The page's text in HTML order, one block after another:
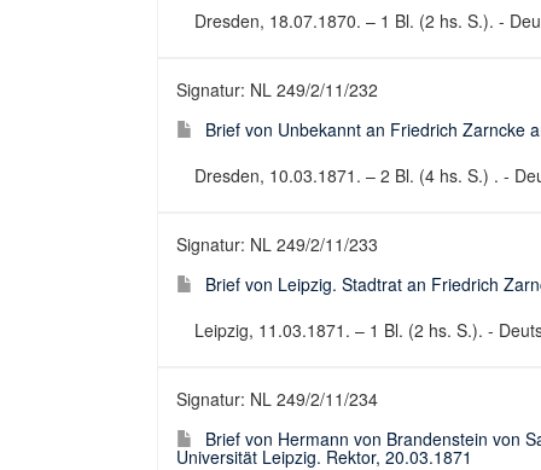
Dresden, 18.07.1870. – 1 Bl. (2 hs. S.). -
Signatur: NL 249/2/11/232
Brief von Unbekannt an Friedrich Zarncke
Dresden, 10.03.1871. – 2 Bl. (4 hs. S.) . -
Signatur: NL 249/2/11/233
Brief von Leipzig. Stadtrat an Friedrich
Leipzig, 11.03.1871. – 1 Bl. (2 hs. S.). -
Signatur: NL 249/2/11/234
Brief von Hermann von Brandenstein von
Universität Leipzig. Rektor, 20.03.1871